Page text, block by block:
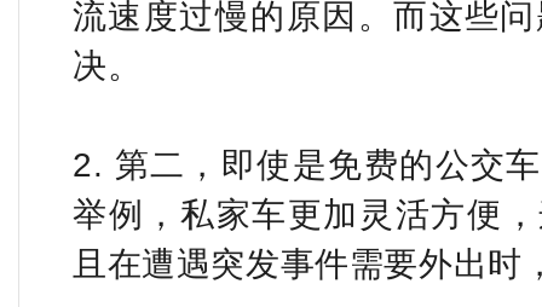
流速度过慢的原因。而这些
决。
2. 第二，即使是免费的公交
举例，私家车更加灵活方便
且在遭遇突发事件需要外出